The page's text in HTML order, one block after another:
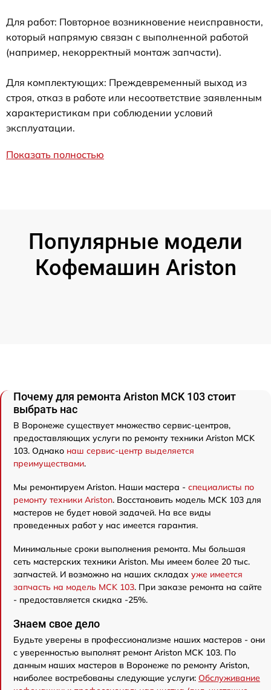
Для работ: Повторное возникновение неисправности,
который напрямую связан с выполненной работой
(например, некорректный монтаж запчасти).
Для комплектующих: Преждевременный выход из
строя, отказ в работе или несоответствие заявленным
характеристикам при соблюдении условий
эксплуатации.
Показать полностью
Популярные модели
Кофемашин Ariston
Почему для ремонта Ariston MCK 103 стоит
выбрать нас
В Воронеже существует множество сервис-центров,
предоставляющих услуги по ремонту техники Ariston MCK
103. Однако наш сервис-центр выделяется
преимуществами.
Мы ремонтируем Ariston. Наши мастера - специалисты по
ремонту техники Ariston. Восстановить модель MCK 103 для
мастеров не будет новой задачей. На все виды
проведенных работ у нас имеется гарантия.
Минимальные сроки выполнения ремонта. Мы большая
сеть мастерских техники Ariston. Мы имеем более 20 тыс.
запчастей. И возможно на наших складах уже имеется
запчасть на модель MCK 103. При заказе ремонта на сайте
- предоставляется скидка -25%.
Знаем свое дело
Будьте уверены в профессионализме наших мастеров - они
с уверенностью выполнят ремонт Ariston MCK 103. По
данным наших мастеров в Воронеже по ремонту Ariston,
наиболее востребованы следующие услуги: Обслуживание